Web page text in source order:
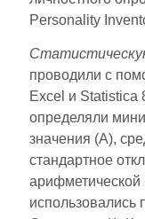
Personality
проводили с
Excel и Statistica
определяли
значения (А),
стандартное
арифметической
использовались